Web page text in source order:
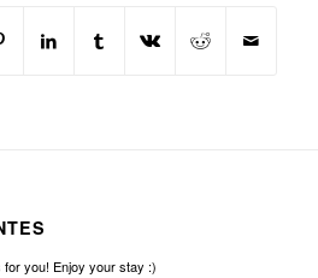
you! Enjoy your stay :)